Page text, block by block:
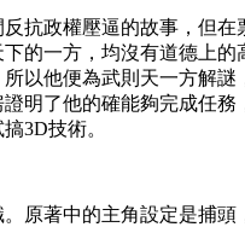
抗政權壓逼的故事，但
的一方，均沒有道德上
以他便為武則天一方解
明了他的確能夠完成任
3D技術。
原著中的主角設定是捕